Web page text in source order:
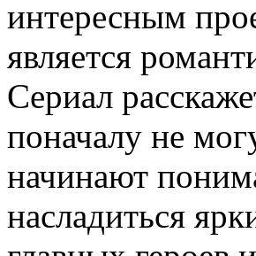
интересным
является
Сериал
поначалу не
начинают
насладиться